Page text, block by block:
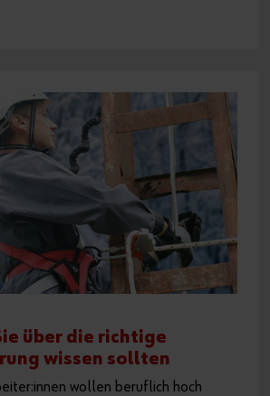
über die richtige
wissen sollten
wollen beruflich hoch